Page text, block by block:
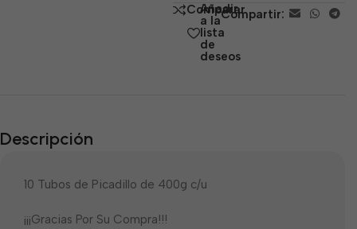
5
Comparar
Añadir
a la
lista
de
deseos
Compartir:
Descripción
10 Tubos de Picadillo de 400g c/u
¡¡¡Gracias Por Su Compra!!!